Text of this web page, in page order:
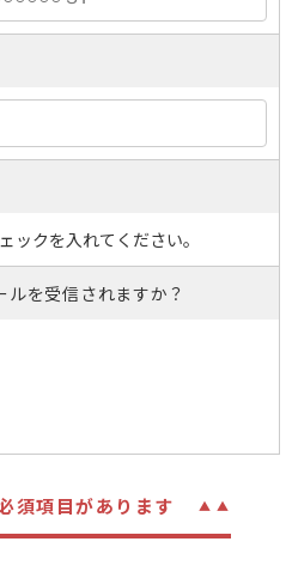
ックを入れてください。
を受信されますか？
須項目があります